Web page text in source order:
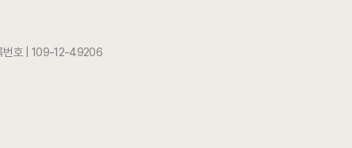
번호 | 109-12-49206